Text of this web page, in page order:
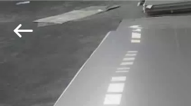
CASA
2026
HONGJINMILAI
STEEL
CO.,LTD.